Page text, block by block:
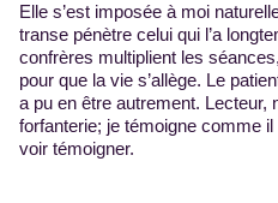
Elle s’est imposée à moi
transe pénètre celui qui l’a
confrères multiplient les
pour que la vie s’allège. Le
a pu en être autrement. Lecteur,
forfanterie; je témoigne comme
voir témoigner.